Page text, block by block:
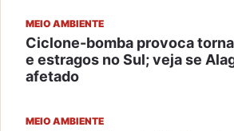
MEIO AMBIENTE
Ciclone-bomba provoca
e estragos no Sul; veja se
afetado
MEIO AMBIENTE